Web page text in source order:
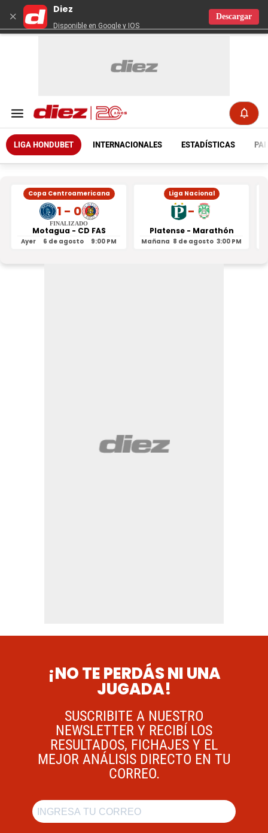
×
Diez
Disponible en Google y IOS
Descargar
LIGA HONDUBET INTERNACIONALES ESTADÍSTICAS
Copa Centroamericana
1 - 0
FINALIZADO
Motagua - CD FAS
Ayer 6 de agosto 9:00 PM
Liga Nacional
-
Platense - Marathón
Mañana 8 de agosto 3:00 PM
¡NO TE PERDÁS NI UNA
JUGADA!
SUSCRIBITE A NUESTRO
NEWSLETTER Y RECIBÍ LOS
RESULTADOS, FICHAJES Y EL
MEJOR ANÁLISIS DIRECTO EN TU
CORREO.